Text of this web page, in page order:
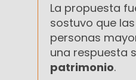
La propuesta
sostuvo que las
personas
una respuesta
patrimonio.